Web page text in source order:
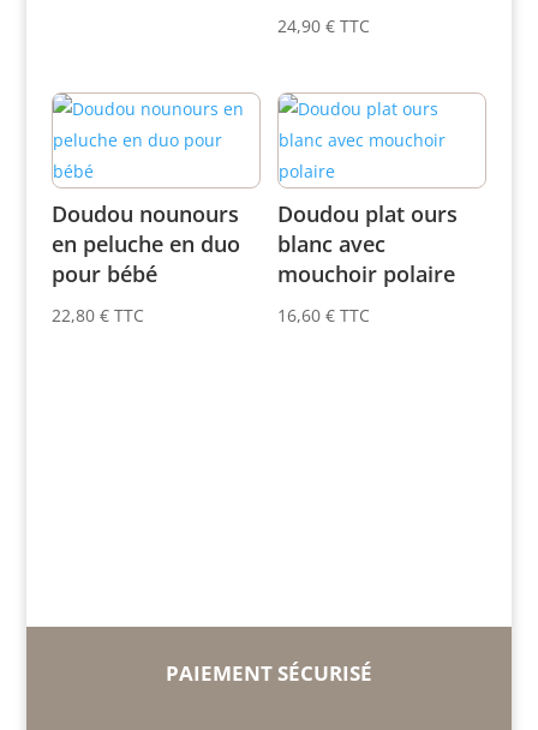
24,90€ TTC
Doudou nounours
en peluche en duo
pour bébé
22,80 € TTC
Doudou plat ours
blanc avec
mouchoir polaire
16,60€ TTC
PAIEMENT SÉCURISÉ